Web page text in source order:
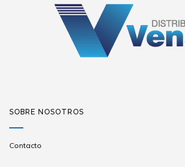
SOBRE NOSOTROS
Contacto